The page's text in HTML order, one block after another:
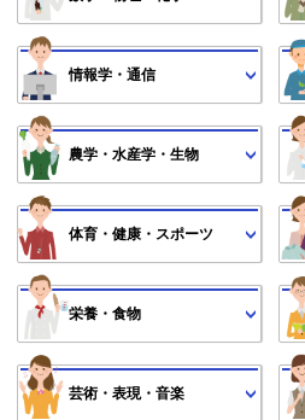
情報学・通信
農学・水産学・生物
体育・健康・スポーツ
栄養・食物
芸術・表現・音楽